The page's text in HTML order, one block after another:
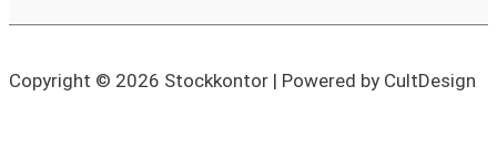
Copyright © 2026 Stockkontor | Powered by CultDesign